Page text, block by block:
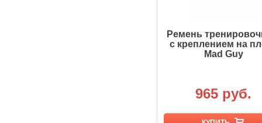
Ремень
с креплением на
Mad Guy
965 руб.